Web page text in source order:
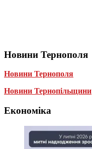
Новини Тернополя
Новини Тернополя
Новини Тернопільщини
Економіка